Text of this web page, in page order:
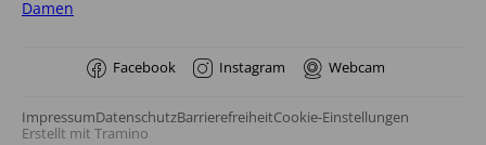
Damen
ImpressumDatenschutzBarrierefreiheitCookie-Einstellungen
Facebook Instagram Webcam
Erstellt mit Tramino